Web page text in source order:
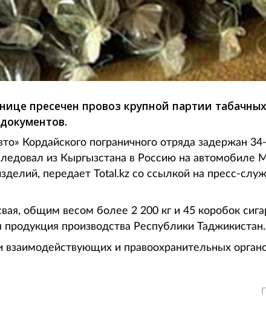
пресечен провоз крупной партии
Кордайского пограничного отряда задержан
из Кыргызстана в Россию на автомобиле
передает Total.kz со ссылкой на пресс-
общим весом более 2 200 кг и 45 коробок
производства Республики Таджикистан.
и правоохранительных